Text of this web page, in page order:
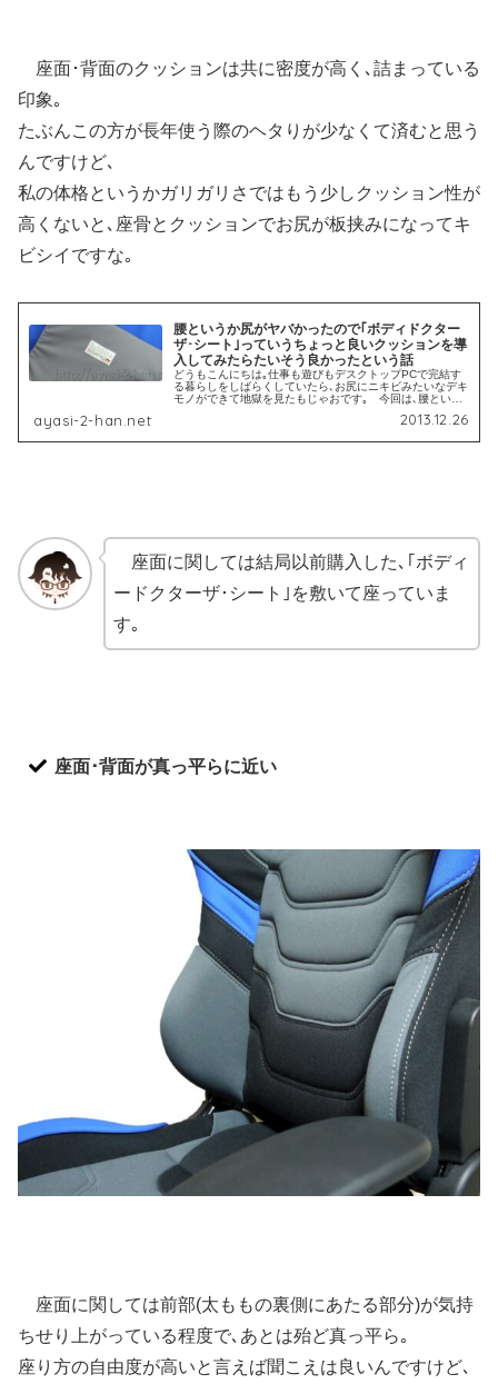
座面･背面のクッションは共に密度が高く､詰まっている
印象｡
たぶんこの方が長年使う際のヘタりが少なくて済むと思う
んですけど､
私の体格というかガリガリさではもう少しクッション性が
高くないと､ 座骨とクッションでお尻が板挟みになってキ
ビシイですな｡
腰というか尻がヤバかったので｢ボディドクター
ザ･シート｣っていうちょっと良いクッションを導
入してみたらたいそう良かったという話
どうもこんにちは｡仕事も遊びもデスクトップPCで完結す
る暮らしをしばらくしていたら､お尻にニキビみたいなデキ
モノができて地獄を見たもじゃおです｡ 今回は､腰という
か尻がヤバかったので｢ボディドクター ザ･シート｣ってい
ayasi-2-han.net 2013.12.26
座面に関しては結局以前購入した､｢ボディ
ードクターザ･シート｣を敷いて座っていま
す｡
座面･背面が真っ平らに近い
座面に関しては前部(太ももの裏側にあたる部分)が気持
ちせり上がっている程度で､あとは殆ど真っ平ら｡
座り方の自由度が高いと言えば聞こえは良いんですけど､